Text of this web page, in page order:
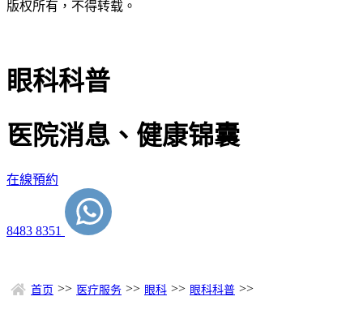
版权所有，不得转载。
眼科科普
医院消息、健康锦囊
在線預約
8483 8351
首页 >> 医疗服务 >> 眼科 >> 眼科科普 >>